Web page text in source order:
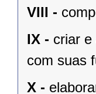
VIII -
IX - criar
com suas
X -